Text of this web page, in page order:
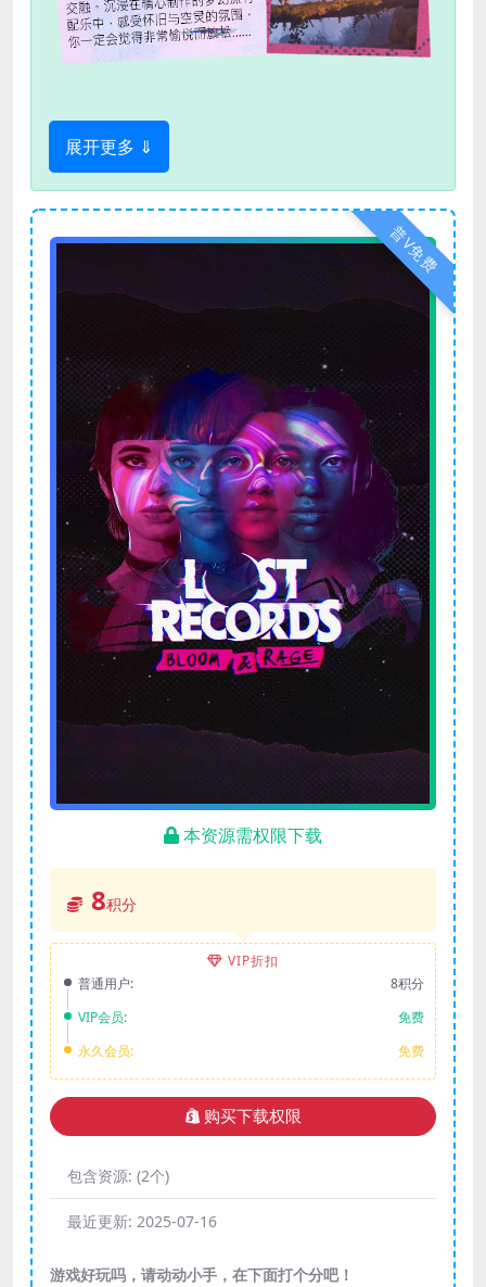
展开更多 ⇓
普V免费
本资源需权限下载
8积分
VIP折扣
普通用户:
8积分
VIP会员:
免费
永久会员:
免费
购买下载权限
包含资源: (2个)
最近更新: 2025-07-16
游戏好玩吗，请动动小手，在下面打个分吧！